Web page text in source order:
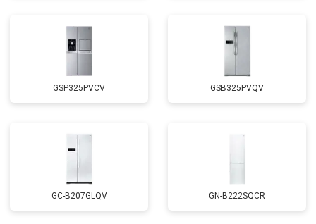
GSP325PVCV GSB325PVQV
GC-B207GLQV GN-B222SQCR